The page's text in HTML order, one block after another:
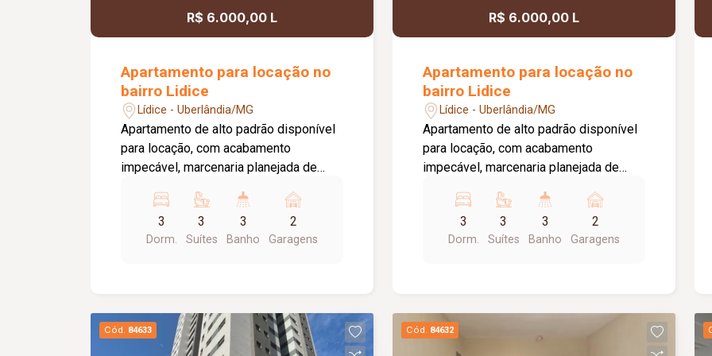
R$ 6.000,00 L
Apartamento para locação no
bairro Lidice
Lídice - Uberlândia/MG
Apartamento de alto padrão disponível
para locação, com acabamento
impecável, marcenaria planejada de
amplos, modernos e muito bem
distribuídos. Um imóvel pensado para
oferecer conforto, funcionalidade e
independente, lavabo, 3 suítes e uma
ampla sacada com preparação para
3
Dorm.
3
Suítes
3
Banho
2
Garagens
R$ 6.000,00 L
Apartamento para locação no
bairro Lidice
Lídice - Uberlândia/MG
Apartamento de alto padrão disponível
para locação, com acabamento
impecável, marcenaria planejada de
amplos, modernos e muito bem
distribuídos. Um imóvel pensado para
oferecer conforto, funcionalidade e
independente, lavabo, 3 suítes e uma
ampla sacada com preparação para
3
Dorm.
3
Suítes
3
Banho
2
Garagens
Cód. 84633 Cód. 84632